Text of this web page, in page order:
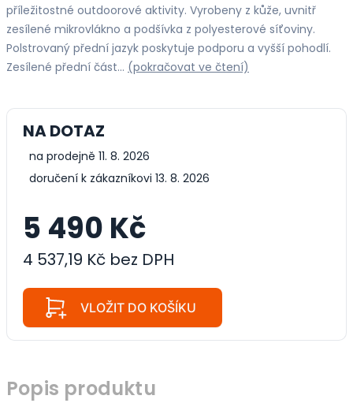
příležitostné outdoorové aktivity. Vyrobeny z kůže, uvnitř
zesílené mikrovlákno a podšívka z polyesterové síťoviny.
Polstrovaný přední jazyk poskytuje podporu a vyšší pohodlí.
Zesílené přední část… (pokračovat ve čtení)
NA DOTAZ
na prodejně 11. 8. 2026
doručení k zákazníkovi 13. 8. 2026
5 490 Kč
4 537,19 Kč bez DPH
VLOŽIT DO KOŠÍKU
Popis produktu